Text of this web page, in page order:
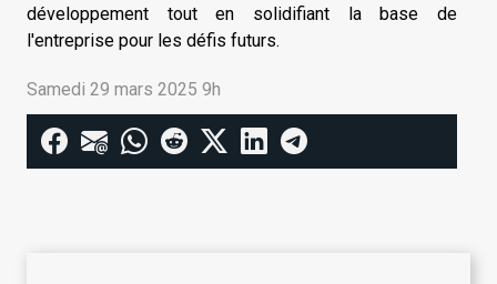
développement tout en solidifiant la base de
l'entreprise pour les défis futurs.
Samedi 29 mars 2025 9h